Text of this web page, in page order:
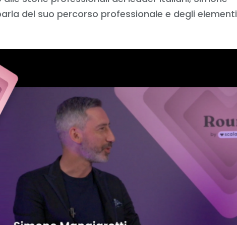
del suo percorso professionale e degli elementi